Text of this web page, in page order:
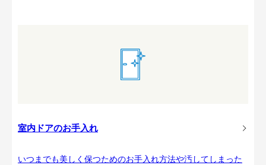
室内ドアのお手入れ
いつまでも美しく保つためのお手入れ方法や汚してしまった